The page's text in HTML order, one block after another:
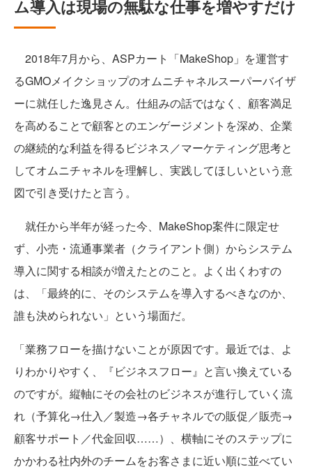
ム導入は現場の無駄な仕事を増やすだけ
2018年7月から、ASPカート「MakeShop」を運営す
るGMOメイクショップのオムニチャネルスーパーバイザ
ーに就任した逸見さん。仕組みの話ではなく、顧客満足
を高めることで顧客とのエンゲージメントを深め、企業
の継続的な利益を得るビジネス／マーケティング思考と
してオムニチャネルを理解し、実践してほしいという意
図で引き受けたと言う。
就任から半年が経った今、MakeShop案件に限定せ
ず、小売・流通事業者（クライアント側）からシステム
導入に関する相談が増えたとのこと。よく出くわすの
は、「最終的に、そのシステムを導入するべきなのか、
誰も決められない」という場面だ。
「業務フローを描けないことが原因です。最近では、よ
りわかりやすく、『ビジネスフロー』と言い換えている
のですが。縦軸にその会社のビジネスが進行していく流
れ（予算化→仕入／製造→各チャネルでの販促／販売→
顧客サポート／代金回収……）、横軸にそのステップに
かかわる社内外のチームをお客さまに近い順に並べてい